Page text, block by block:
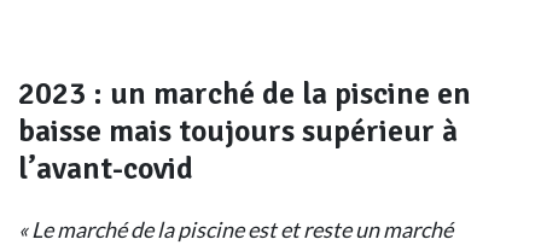
2023 : un marché de la piscine en
baisse mais toujours supérieur à
l’avant-covid
« Le marché de la piscine est et reste un marché